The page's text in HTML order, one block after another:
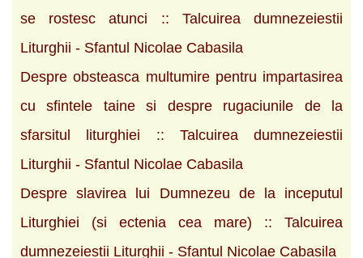
se rostesc atunci :: Talcuirea dumnezeiestii
Liturghii - Sfantul Nicolae Cabasila
Despre obsteasca multumire pentru impartasirea
cu sfintele taine si despre rugaciunile de la
sfarsitul liturghiei :: Talcuirea dumnezeiestii
Liturghii - Sfantul Nicolae Cabasila
Despre slavirea lui Dumnezeu de la inceputul
Liturghiei (si ectenia cea mare) :: Talcuirea
dumnezeiestii Liturghii - Sfantul Nicolae Cabasila